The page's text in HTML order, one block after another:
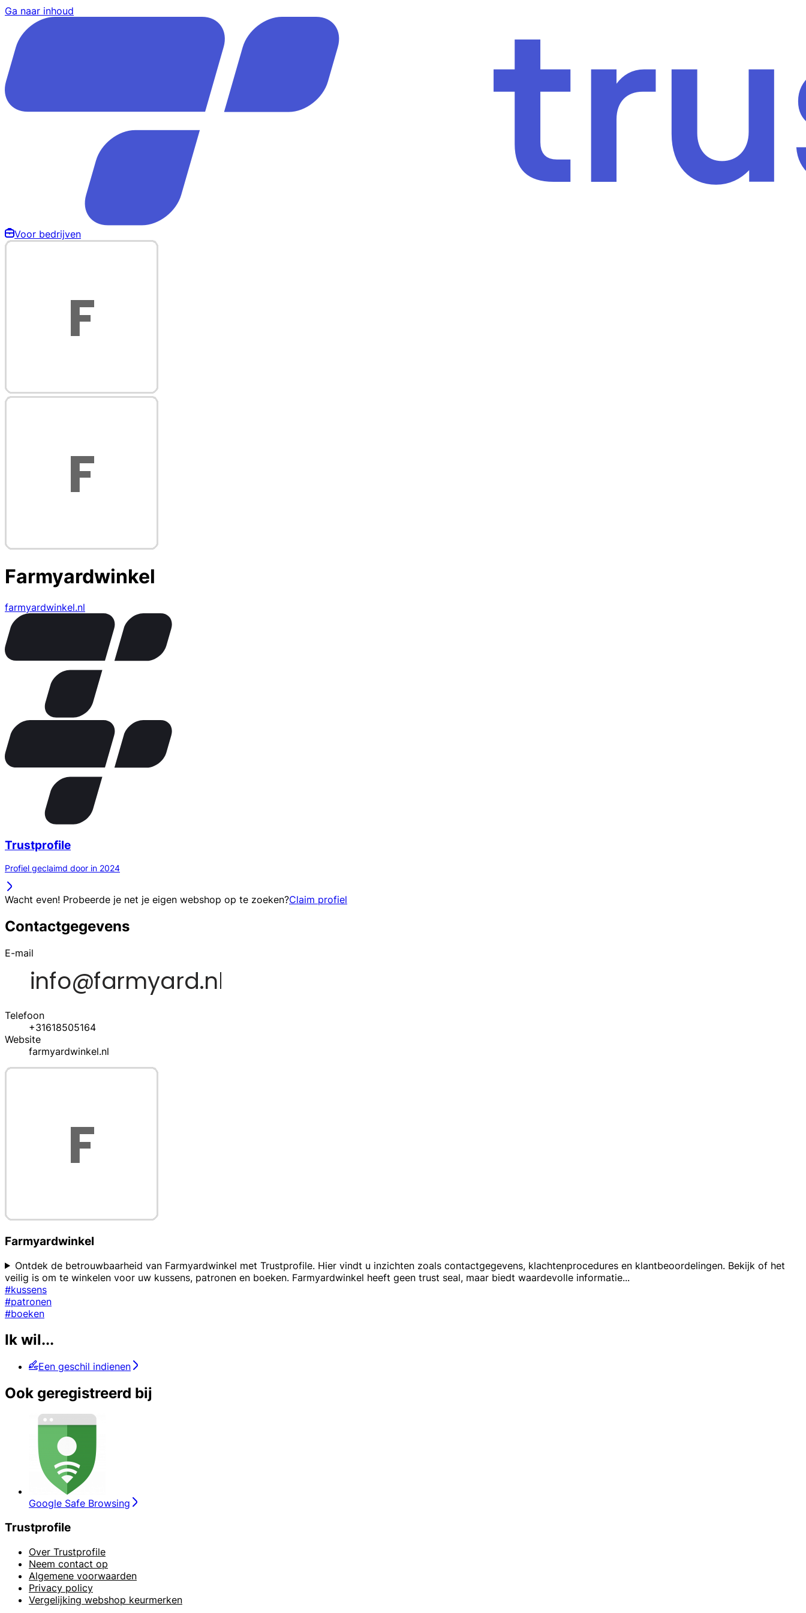
Ga naar inhoud
Voor bedrijven
Farmyardwinkel
farmyardwinkel.nl
Trustprofile
Profiel geclaimd door in 2024
Wacht even! Probeerde je net je eigen webshop op te zoeken?Claim profiel
Contactgegevens
E-mail
Telefoon
+31618505164
Website
farmyardwinkel.nl
Farmyardwinkel
Ontdek de betrouwbaarheid van Farmyardwinkel met Trustprofile. Hier vindt u inzichten zoals contactgegevens, klachtenprocedures en klantbeoordelingen. Bekijk of het
veilig is om te winkelen voor uw kussens, patronen en boeken. Farmyardwinkel heeft geen trust seal, maar biedt waardevolle informatie...
#kussens
#patronen
#boeken
Ik wil...
Een geschil indienen
Ook geregistreerd bij
Google Safe Browsing
Trustprofile
Over Trustprofile
Neem contact op
Algemene voorwaarden
Privacy policy
Vergelijking webshop keurmerken